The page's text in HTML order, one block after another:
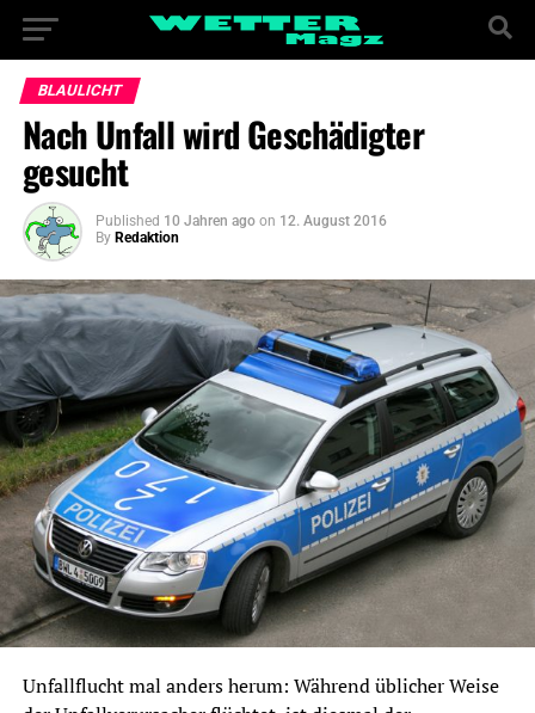
BLAULICHT
Nach Unfall wird Geschädigter
gesucht
Published 10 Jahren ago on 12. August 2016
By Redaktion
Unfallflucht mal anders herum: Während üblicher Weise